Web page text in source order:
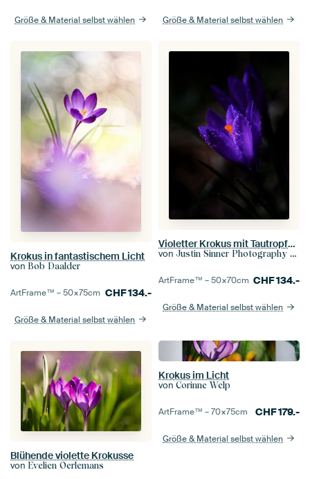
Größe & Material selbst wählen Größe & Material selbst wählen
Krokus in fantastischem Licht
von Bob Daalder
ArtFrame™ –50×75cm CHF134.-
Größe & Material selbst wählen
Violetter Krokus mit Tautropfen.
von Justin Sinner Photography (Fotograf auf Texel)
ArtFrame™ –50×70cm CHF134.-
Größe & Material selbst wählen
Blühende violette Krokusse
von Evelien Oerlemans
Krokus im Licht
von Corinne Welp
ArtFrame™ –70×75cm CHF179.-
Größe & Material selbst wählen